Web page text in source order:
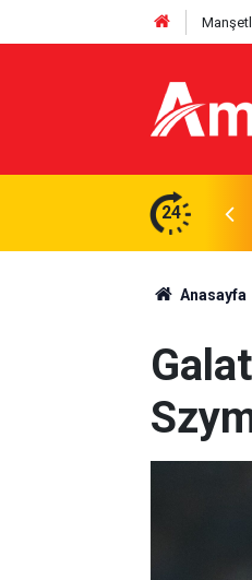
24
dev altyapı hamlesi
Anasayfa